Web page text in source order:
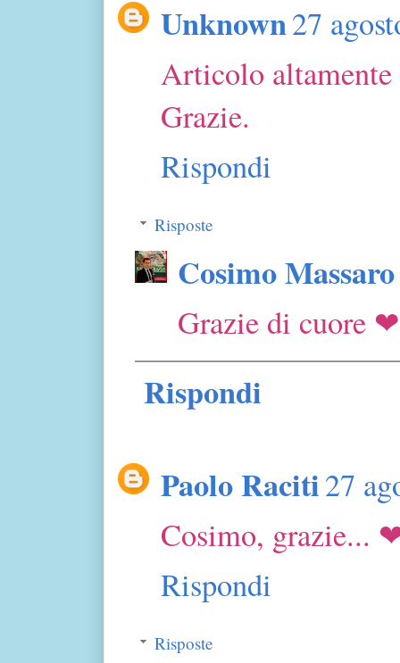
Unknown27
Articolo altamente
Grazie.
Rispondi
Risposte
Cosimo Massaro
Grazie di cuore ❤
Rispondi
Paolo Raciti27
Cosimo, grazie...
Rispondi
Risposte